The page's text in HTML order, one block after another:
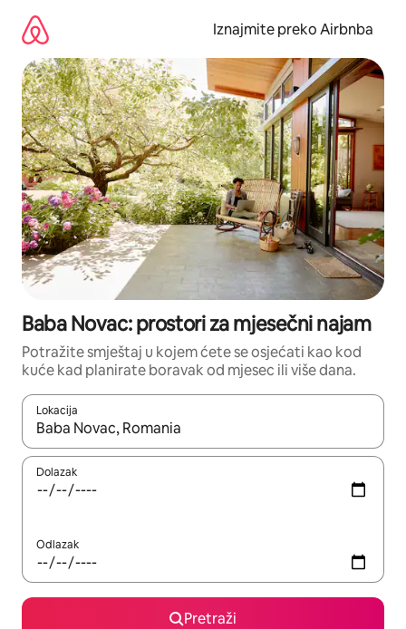
sadržaj
Iznajmite preko Airbnba
Baba Novac: prostori za mjesečni najam
Potražite smještaj u kojem ćete se osjećati kao kod
kuće kad planirate boravak od mjesec ili više dana.
Lokacija
Kada budu dostupni rezultati, moći ćete ih pregledati
Dolazak
Odlazak
Pretraži